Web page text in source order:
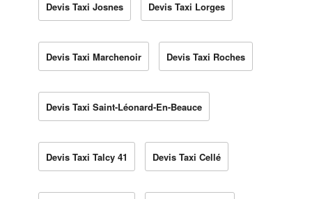
Devis Taxi Josnes Devis Taxi Lorges
Devis Taxi Marchenoir Devis Taxi Roches
Devis Taxi Saint-Léonard-En-Beauce
Devis Taxi Talcy 41 Devis Taxi Cellé